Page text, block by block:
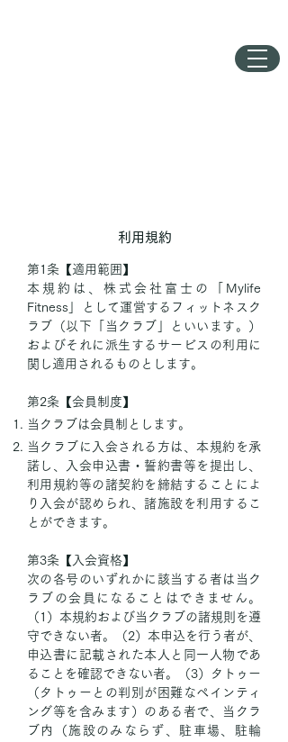
利用規約
第1条【適用範囲】
本規約は、株式会社富士の「Mylife
Fitness」として運営するフィットネスク
ラブ（以下「当クラブ」といいます。）
およびそれに派生するサービスの利用に
関し適用されるものとします。
第2条【会員制度】
当クラブは会員制とします。
当クラブに入会される方は、本規約を承
諾し、入会申込書・誓約書等を提出し、
利用規約等の諸契約を締結することによ
り入会が認められ、諸施設を利用するこ
とができます。
第3条【入会資格】
次の各号のいずれかに該当する者は当ク
ラブの会員になることはできません。
（1）本規約および当クラブの諸規則を遵
守できない者。（2）本申込を行う者が、
申込書に記載された本人と同一人物であ
ることを確認できない者。（3）タトゥー
（タトゥーとの判別が困難なペインティ
ング等を含みます）のある者で、当クラ
ブ内（施設のみならず、駐車場、駐輪